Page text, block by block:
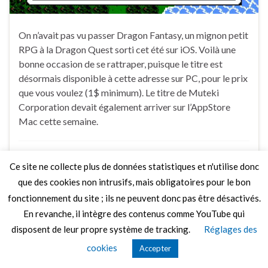
On n’avait pas vu passer Dragon Fantasy, un mignon petit
RPG à la Dragon Quest sorti cet été sur iOS. Voilà une
bonne occasion de se rattraper, puisque le titre est
désormais disponible à cette adresse sur PC, pour le prix
que vous voulez (1$ minimum). Le titre de Muteki
Corporation devait également arriver sur l’AppStore
Mac cette semaine.
© 2026 Le Mag de MO5.COM.
Ce site ne collecte plus de données statistiques et n'utilise donc
que des cookies non intrusifs, mais obligatoires pour le bon
fonctionnement du site ; ils ne peuvent donc pas être désactivés.
En revanche, il intègre des contenus comme YouTube qui
disposent de leur propre système de tracking.
Réglages des
cookies
Accepter